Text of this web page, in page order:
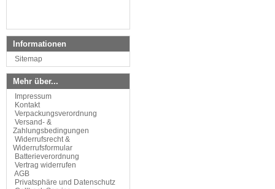
Informationen
Sitemap
Mehr über...
Impressum
Kontakt
Verpackungsverordnung
Versand- &
Zahlungsbedingungen
Widerrufsrecht &
Widerrufsformular
Batterieverordnung
Vertrag widerrufen
AGB
Privatsphäre und Datenschutz